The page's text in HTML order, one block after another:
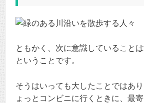
ともかく、次に意識していることは
ということです。
そうはいっても大したことではあ
ょっとコンビニに行くときに、最